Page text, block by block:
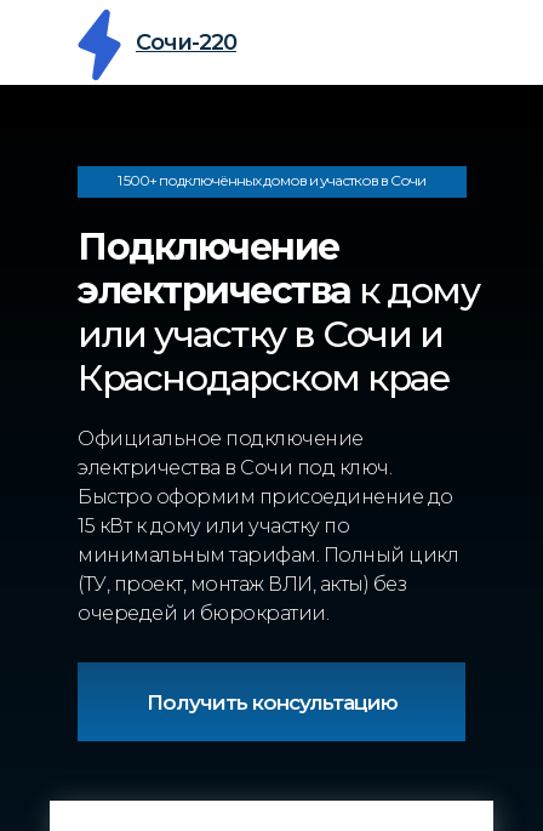
Сочи-220
Получить консультацию
Подключение
электричества к дому
или участку в Сочи и
Краснодарском крае
Официальное подключение
электричества в Сочи под ключ.
Быстро оформим присоединение до
15 кВт к дому или участку по
минимальным тарифам. Полный цикл
(ТУ, проект, монтаж ВЛИ, акты) без
очередей и бюрократии.
1 500+ подключённых домов и участков в Сочи